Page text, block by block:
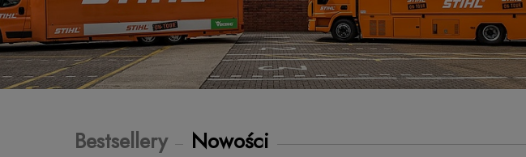
Nowości
Bestsellery